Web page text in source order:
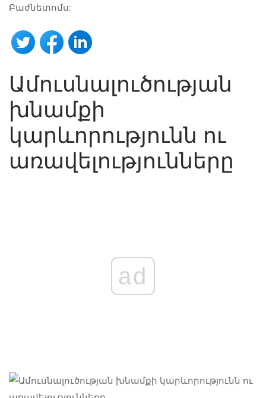
Բաժնետոմս:
Ամուսնալուծության
խնամքի
կարևորությունն ու
առավելությունները
ad